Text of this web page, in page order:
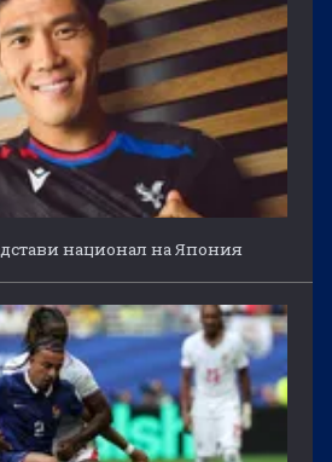
национал на Япония